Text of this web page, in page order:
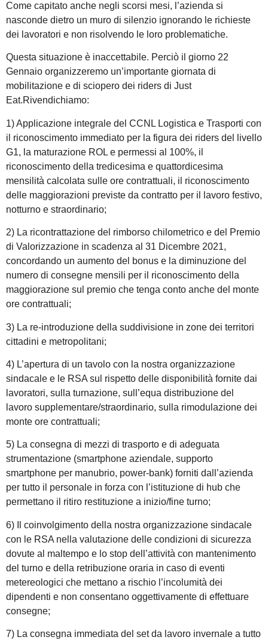
Come capitato anche negli scorsi mesi, l’azienda si
nasconde dietro un muro di silenzio ignorando le richieste
dei lavoratori e non risolvendo le loro problematiche.
Questa situazione è inaccettabile. Perciò il giorno 22
Gennaio organizzeremo un’importante giornata di
mobilitazione e di sciopero dei riders di Just
Eat.Rivendichiamo:
1) Applicazione integrale del CCNL Logistica e Trasporti con
il riconoscimento immediato per la figura dei riders del livello
G1, la maturazione ROL e permessi al 100%, il
riconoscimento della tredicesima e quattordicesima
mensilità calcolata sulle ore contrattuali, il riconoscimento
delle maggiorazioni previste da contratto per il lavoro festivo,
notturno e straordinario;
2) La ricontrattazione del rimborso chilometrico e del Premio
di Valorizzazione in scadenza al 31 Dicembre 2021,
concordando un aumento del bonus e la diminuzione del
numero di consegne mensili per il riconoscimento della
maggiorazione sul premio che tenga conto anche del monte
ore contrattuali;
3) La re-introduzione della suddivisione in zone dei territori
cittadini e metropolitani;
4) L’apertura di un tavolo con la nostra organizzazione
sindacale e le RSA sul rispetto delle disponibilità fornite dai
lavoratori, sulla turnazione, sull’equa distribuzione del
lavoro supplementare/straordinario, sulla rimodulazione dei
monte ore contrattuali;
5) La consegna di mezzi di trasporto e di adeguata
strumentazione (smartphone aziendale, supporto
smartphone per manubrio, power-bank) forniti dall’azienda
per tutto il personale in forza con l’istituzione di hub che
permettano il ritiro restituzione a inizio/fine turno;
6) Il coinvolgimento della nostra organizzazione sindacale
con le RSA nella valutazione delle condizioni di sicurezza
dovute al maltempo e lo stop dell’attività con mantenimento
del turno e della retribuzione oraria in caso di eventi
metereologici che mettano a rischio l’incolumità dei
dipendenti e non consentano oggettivamente di effettuare
consegne;
7) La consegna immediata del set da lavoro invernale a tutto